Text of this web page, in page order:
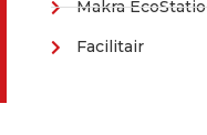
Makra
Facilitair